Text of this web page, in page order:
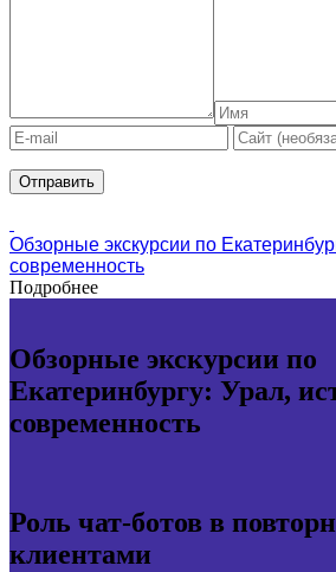
Обзорные экскурсии по
современность
Подробнее
Обзорные экскурсии по
Екатеринбургу: Урал,
современность
Роль чат-ботов в
клиентами